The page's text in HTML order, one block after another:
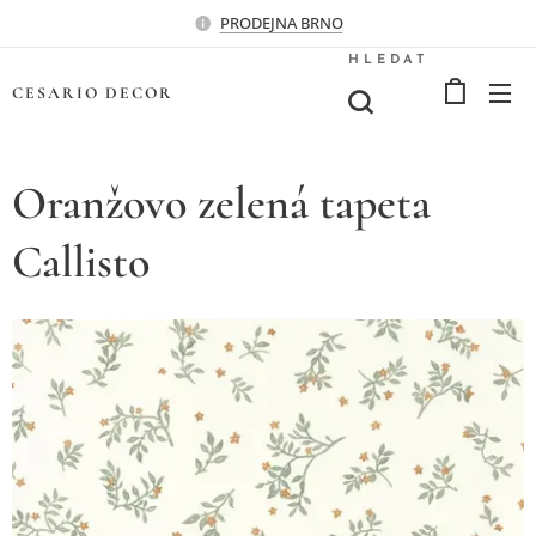
PRODEJNA BRNO
CESARIO DECOR
HLEDAT
Oranžovo zelená tapeta
Callisto